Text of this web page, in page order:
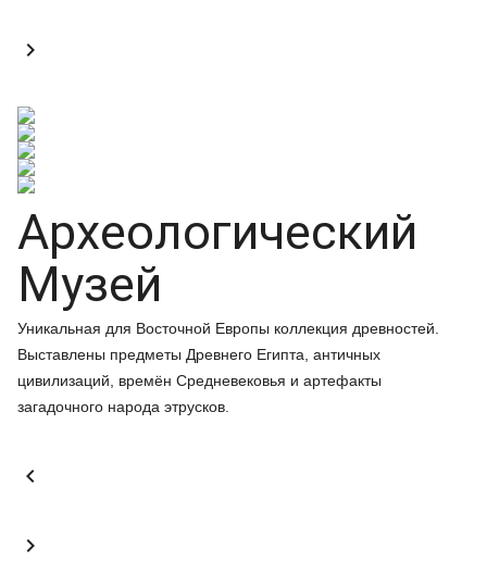

Археологический
Музей
Уникальная для Восточной Европы коллекция древностей.
Выставлены предметы Древнего Египта, античных
цивилизаций, времён Средневековья и артефакты
загадочного народа этрусков.

